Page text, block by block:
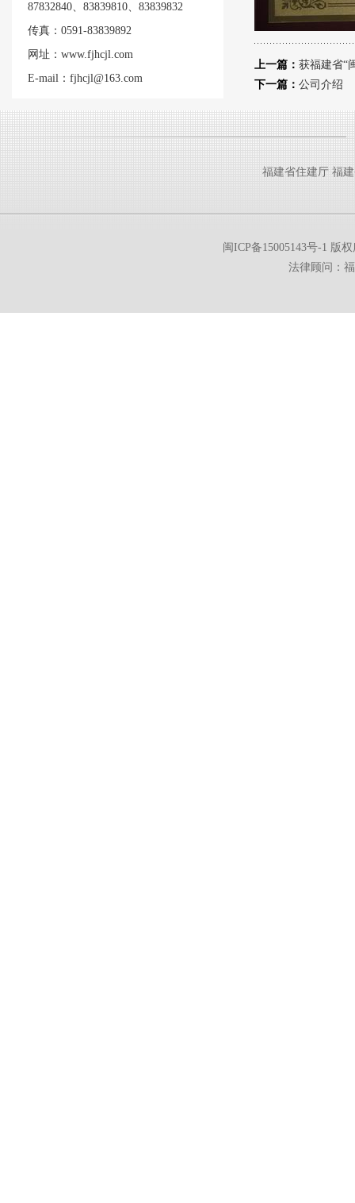
87832840、83839810、83839832
传真：0591-83839892
网址：www.fjhcjl.com
E-mail：fjhcjl@163.com
上一篇： 获福建省“
下一篇： 公司介绍
福建省住建厅 福
闽ICP备15005143号-1 版
法律顾问：